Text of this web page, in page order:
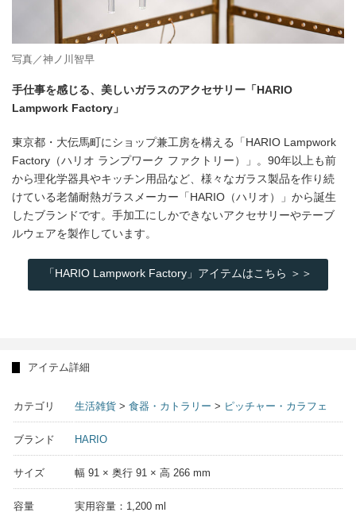
写真／神ノ川智早
手仕事を感じる、美しいガラスのアクセサリー「HARIO
Lampwork Factory」
東京都・大伝馬町にショップ兼工房を構える「HARIO Lampwork
Factory（ハリオ ランプワーク ファクトリー）」。90年以上も前
から理化学器具やキッチン用品など、様々なガラス製品を作り続
けている老舗耐熱ガラスメーカー「HARIO（ハリオ）」から誕生
したブランドです。手加工にしかできないアクセサリーやテーブ
ルウェアを製作しています。
「HARIO Lampwork Factory」アイテムはこちら ＞＞
アイテム詳細
カテゴリ 生活雑貨 > 食器・カトラリー > ピッチャー・カラフェ
ブランド HARIO
サイズ 幅 91 × 奥行 91 × 高 266 mm
容量 実用容量：1,200 ml